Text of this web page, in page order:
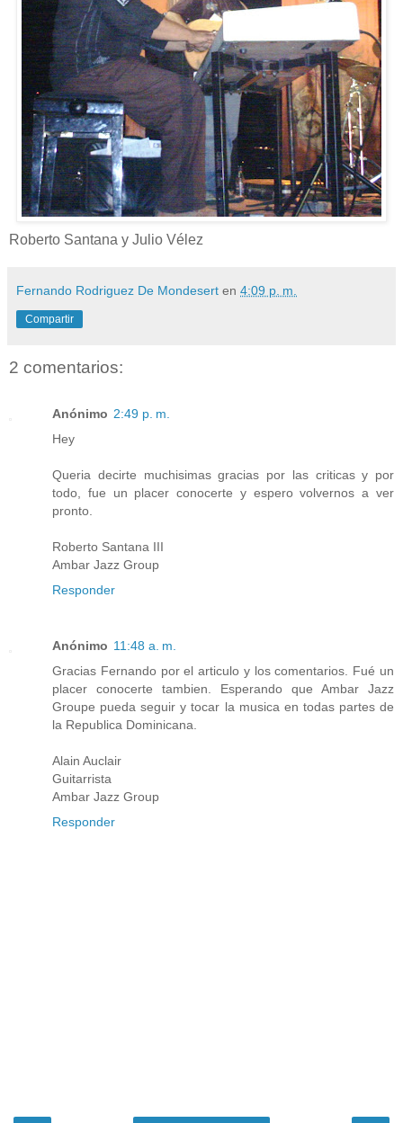
Roberto Santana y Julio Vélez
Fernando Rodriguez De Mondesert en 4:09 p. m.
Compartir
2 comentarios:
Anónimo 2:49 p. m.
Hey
Queria decirte muchisimas gracias por las criticas y por
todo, fue un placer conocerte y espero volvernos a ver
pronto.
Roberto Santana III
Ambar Jazz Group
Responder
Anónimo 11:48 a. m.
Gracias Fernando por el articulo y los comentarios. Fué un
placer conocerte tambien. Esperando que Ambar Jazz
Groupe pueda seguir y tocar la musica en todas partes de
la Republica Dominicana.
Alain Auclair
Guitarrista
Ambar Jazz Group
Responder